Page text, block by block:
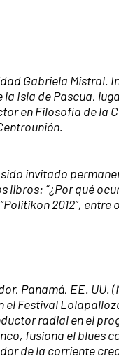
Gabriela Mistral.
Isla de Pascua,
en Filosofía de la
invitado
“¿Por qué
2012”, entre
Panamá, EE. UU.
Festival
radial en el
fusiona el blues
de la corriente